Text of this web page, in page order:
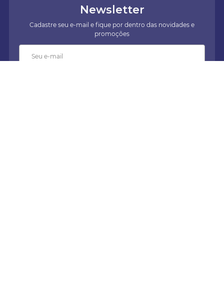
Newsletter
Cadastre seu e-mail e fique por dentro das novidades e
promoções